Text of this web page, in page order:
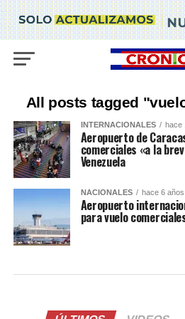
All posts tagged
INTERNACIONALES hace
Aeropuerto de
comerciales «a la
Venezuela
NACIONALES hace 6 años
Aeropuerto
para vuelo